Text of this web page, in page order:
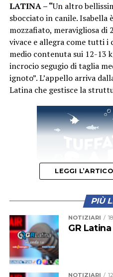
LATINA – “Un altro
sbocciato in canile. Isabella
mozzafiato, meravigliosa di
vivace e allegra come tutti i
medio contenuta sui 12-13
incrocio segugio di taglia
ignoto”. L’appello arriva
Latina che gestisce la
Isabella sarà affidata se
precedenza ad adozioni in
vaccinata, spulciata e
LEGGI
PIÙ
NOTIZIARI
GR
NOTIZIARI